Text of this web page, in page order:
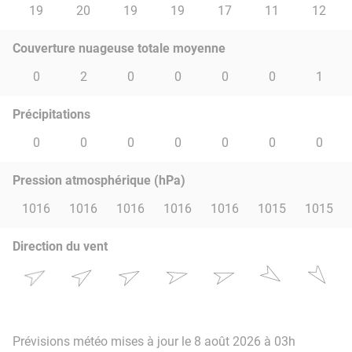
19 20 19 19 17 11 12
Couverture nuageuse totale moyenne
0
2 0 0 0 0 1
Précipitations
0
0 0 0 0 0 0
Pression atmosphérique (hPa)
1016
1016 1016 1016 1016 1015 1015
Direction du vent
Prévisions météo mises à jour le 8 août 2026 à 03h